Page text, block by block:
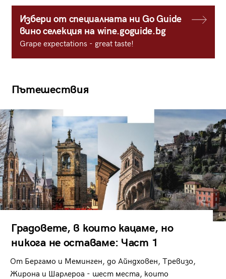
Избери от специалната ни Go Guide
вино селекция на wine.goguide.bg
Grape expectations - great taste!
Пътешествия
Градовете, в които кацаме, но
никога не оставаме: Част 1
От Бергамо и Меминген, до Айндховен, Тревизо,
Жирона и Шарлероа - шест места, които